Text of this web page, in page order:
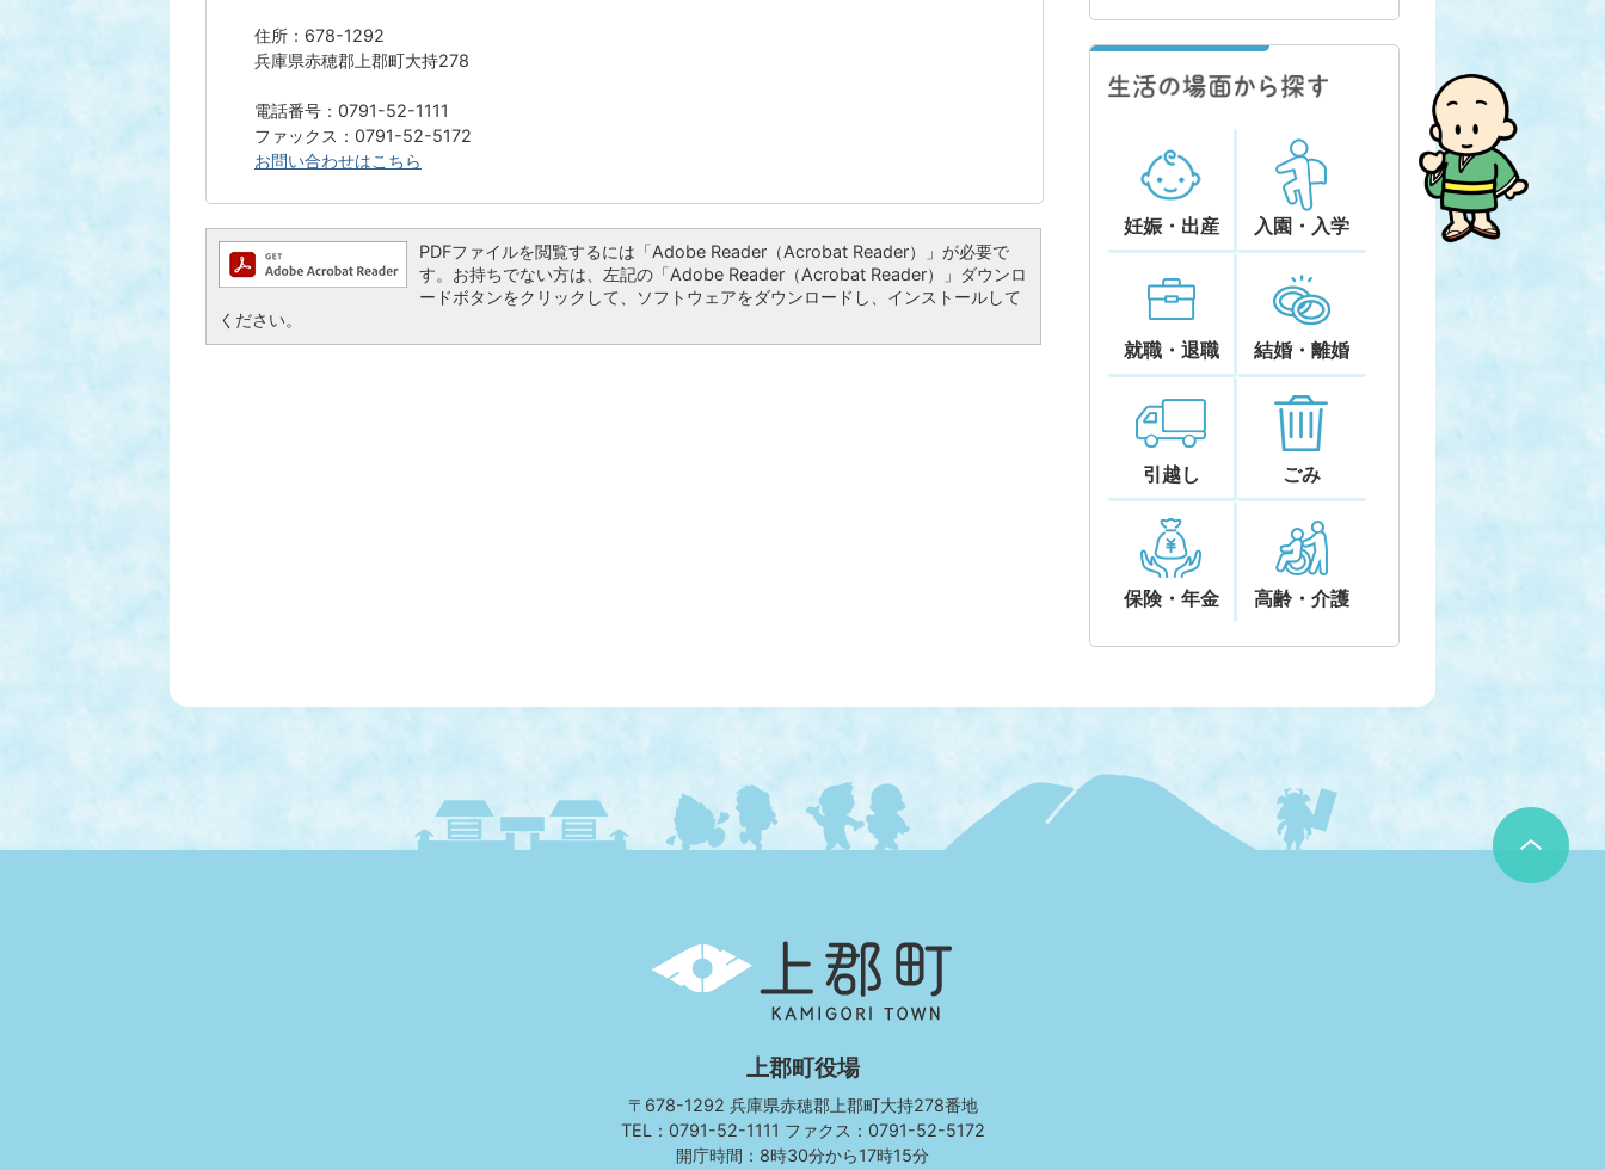
住所：678-1292
兵庫県赤穂郡上郡町大持278
電話番号：0791-52-1111
ファックス：0791-52-5172
お問い合わせはこちら
PDFファイルを閲覧するには「Adobe Reader（Acrobat Reader）」が必要で
す。お持ちでない方は、左記の「Adobe Reader（Acrobat Reader）」ダウンロ
ードボタンをクリックして、ソフトウェアをダウンロードし、インストールして
ください。
妊娠・出産 入園・入学
就職・退職 結婚・離婚
引越し ごみ
保険・年金 高齢・介護
郡
上郡町役場
〒678-1292 兵庫県赤穂郡上郡町大持278番地
TEL：0791-52-1111 ファクス：0791-52-5172
開庁時間：8時30分から17時15分